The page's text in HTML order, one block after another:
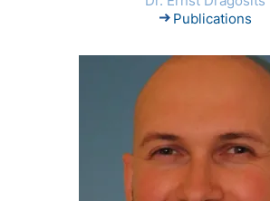
Publications